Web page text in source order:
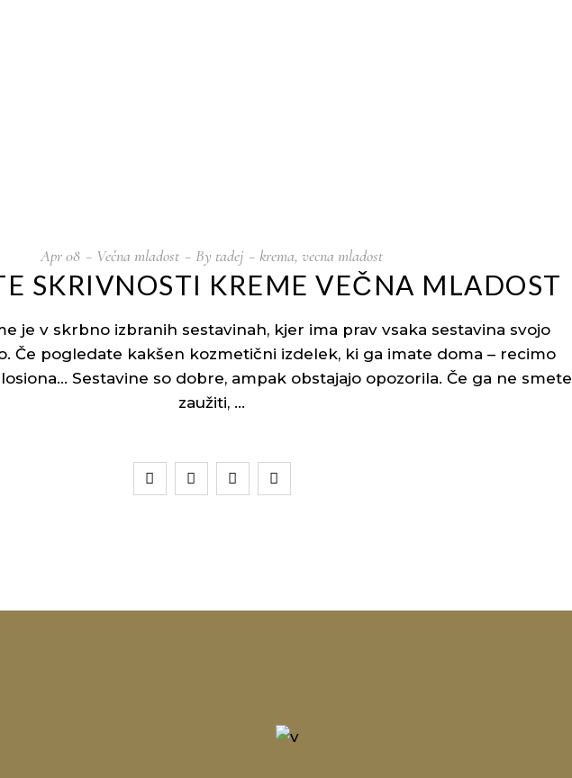
Apr08 Večna mladost By tadej krema,vecna mladost
SKRIVNOSTI KREME VEČNA MLADOST
je v skrbno izbranih sestavinah, kjer ima prav vsaka sestavina svojo
Če pogledate kakšen kozmetični izdelek, ki ga imate doma – recimo
Sestavine so dobre, ampak obstajajo opozorila. Če ga ne smete
zaužiti,